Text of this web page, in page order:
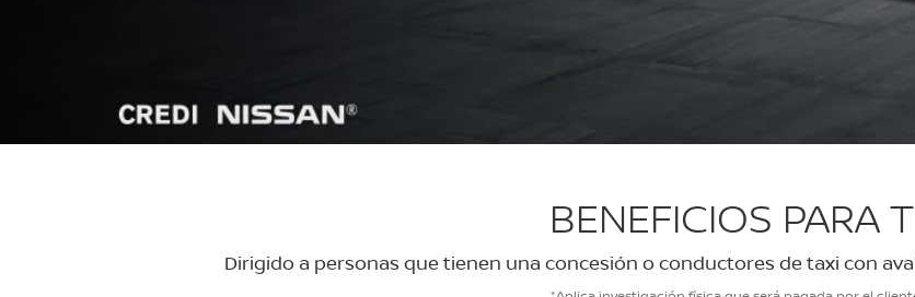
BENEFICIOS PARA
Dirigido a personas que tienen una concesión o conductores de taxi con